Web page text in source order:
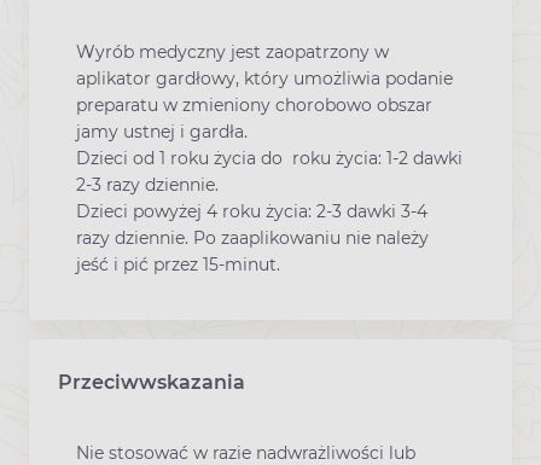
Wyrób medyczny jest zaopatrzony w
aplikator gardłowy, który umożliwia podanie
preparatu w zmieniony chorobowo obszar
jamy ustnej i gardła.
Dzieci od 1 roku życia do roku życia: 1-2 dawki
2-3 razy dziennie.
Dzieci powyżej 4 roku życia: 2-3 dawki 3-4
razy dziennie. Po zaaplikowaniu nie należy
jeść i pić przez 15-minut.
Przeciwwskazania
Nie stosować w razie nadwrażliwości lub